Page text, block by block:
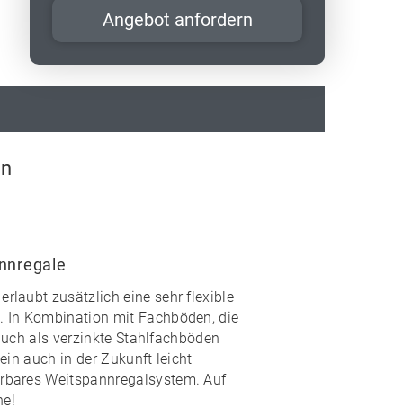
Angebot anfordern
zusätzlich eine sehr flexible
In Kombination mit Fachböden, die
als verzinkte Stahlfachböden
auch in der Zukunft leicht
Weitspannregalsystem.Auf